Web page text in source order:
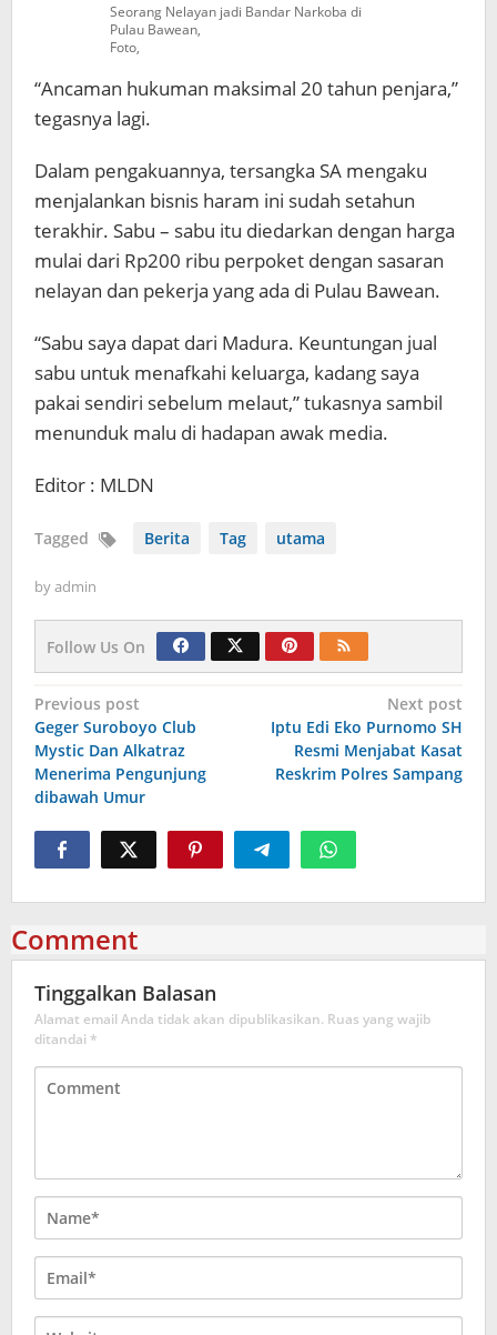
Seorang Nelayan jadi Bandar Narkoba di
Pulau Bawean,
Foto,
“Ancaman hukuman maksimal 20 tahun penjara,”
tegasnya lagi.
Dalam pengakuannya, tersangka SA mengaku
menjalankan bisnis haram ini sudah setahun
terakhir. Sabu – sabu itu diedarkan dengan harga
mulai dari Rp200 ribu perpoket dengan sasaran
nelayan dan pekerja yang ada di Pulau Bawean.
“Sabu saya dapat dari Madura. Keuntungan jual
sabu untuk menafkahi keluarga, kadang saya
pakai sendiri sebelum melaut,” tukasnya sambil
menunduk malu di hadapan awak media.
Editor : MLDN
Tagged Berita Tag utama
byadmin
Follow Us On
Navigasi
pos
Previous post
Geger Suroboyo Club
Mystic Dan Alkatraz
Menerima Pengunjung
dibawah Umur
Next post
Iptu Edi Eko Purnomo SH
Resmi Menjabat Kasat
Reskrim Polres Sampang
Comment
Tinggalkan Balasan
Alamat email Anda tidak akan dipublikasikan. Ruas yang wajib
ditandai *